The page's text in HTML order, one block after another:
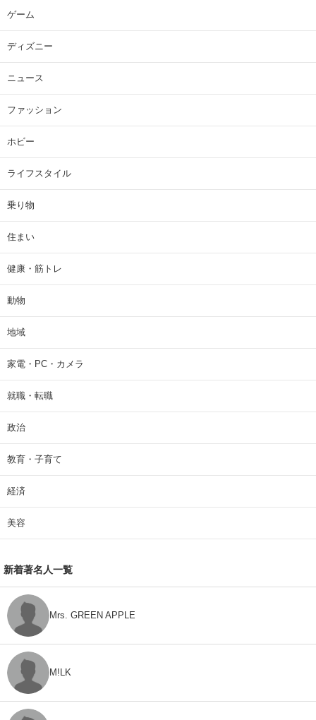
ゲーム
ディズニー
ニュース
ファッション
ホビー
ライフスタイル
乗り物
住まい
健康・筋トレ
動物
地域
家電・PC・カメラ
就職・転職
政治
教育・子育て
経済
美容
新着著名人一覧
Mrs. GREEN APPLE
M!LK